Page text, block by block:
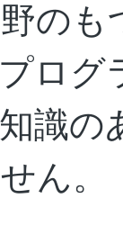
の
ログ
識
ん。